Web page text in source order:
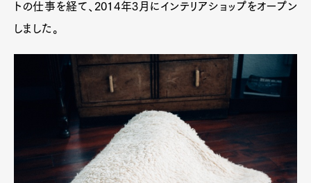
トの仕事を経て、2014年3月にインテリアショップをオープン
しました。